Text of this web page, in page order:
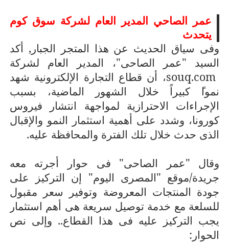
عمر الصاحي المدير العام لشركة سوق كوم
يتحدث
وفى سياق الحديث عن هذا المتجر الجبار, أكد
السيد "عمر الصاحى"، المدير العام لشركة
souq.com، أن قطاع التجارة الإلكترونية شهد
نموا
كبيراً خلال الشهور الماضية، بسبب
الإجراءات الاحترازية لمواجهة انتشار فيروس
كورونا، وشدد على أهمية استثمار النمو والإقبال
الذى حدث خلال تلك الفترة والمحافظة عليه.
وقال "عمر الصاحى" فى حوار أجرته معه
جريدة/موقع "المصرى اليوم" إن التركيز على
جودة المنتجات المعروضة وتوفير سعر مقبول
للسلعة مع خدمة توصيل سريعة هى أهم استثمار
يجب التركيز عليه فى هذا القطاع.. وإلى نص
الحوار: